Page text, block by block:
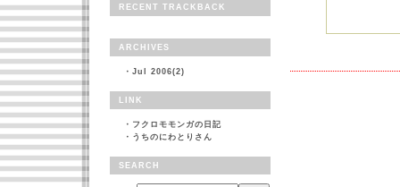
RECENT TRACKBACK
ARCHIVES
・ Jul 2006(2)
LINK
・ フクロモモンガの日記
・ うちのにわとりさん
SEARCH